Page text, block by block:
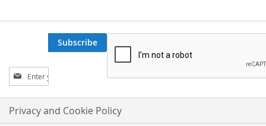
Sign
Up
for
Our
Newsletter:
Subscribe
Privacy and Cookie Policy